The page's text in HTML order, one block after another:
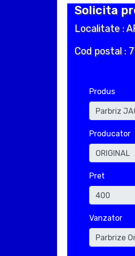
Solicita
Localitate :
Cod postal :
Produs
Producator
Pret
Vanzator